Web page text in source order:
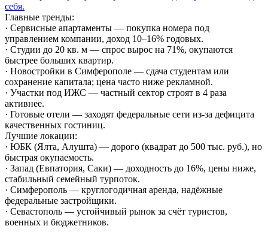
себя.
Главные тренды:
· Сервисные апартаменты — покупка номера под
управлением компании, доход 10–16% годовых.
· Студии до 20 кв. м — спрос вырос на 71%, окупаются
быстрее больших квартир.
· Новостройки в Симферополе — сдача студентам или
сохранение капитала; цена часто ниже рекламной.
· Участки под ИЖС — частный сектор строят в 4 раза
активнее.
· Готовые отели — заходят федеральные сети из-за дефицита
качественных гостиниц.
Лучшие локации:
· ЮБК (Ялта, Алушта) — дорого (квадрат до 500 тыс. руб.), но
быстрая окупаемость.
· Запад (Евпатория, Саки) — доходность до 16%, цены ниже,
стабильный семейный турпоток.
· Симферополь — круглогодичная аренда, надёжные
федеральные застройщики.
· Севастополь — устойчивый рынок за счёт туристов,
военных и бюджетников.